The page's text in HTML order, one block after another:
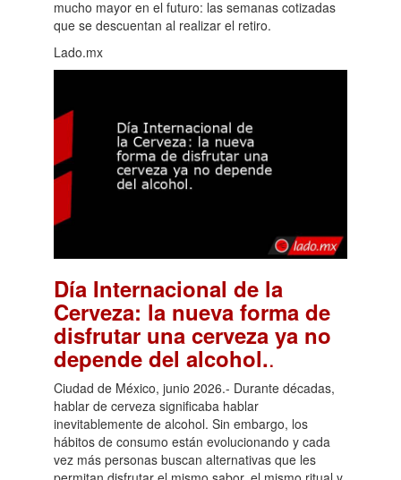
mucho mayor en el futuro: las semanas cotizadas
que se descuentan al realizar el retiro.
Lado.mx
Día Internacional de la
Cerveza: la nueva forma de
disfrutar una cerveza ya no
depende del alcohol..
Ciudad de México, junio 2026.- Durante décadas,
hablar de cerveza significaba hablar
inevitablemente de alcohol. Sin embargo, los
hábitos de consumo están evolucionando y cada
vez más personas buscan alternativas que les